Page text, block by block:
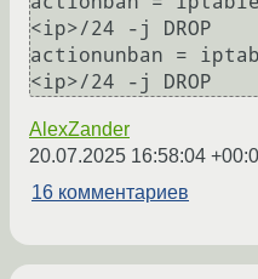
<ip>/24 -j DROP
actionunban =
AlexZander
20.07.2025 16:58:04
16 комментариев